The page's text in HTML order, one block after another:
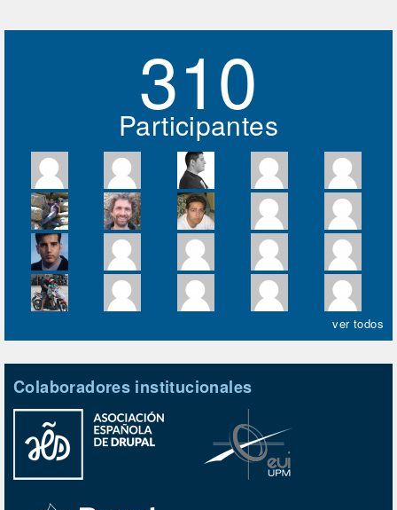
310
Participantes
ver todos
Colaboradores institucionales